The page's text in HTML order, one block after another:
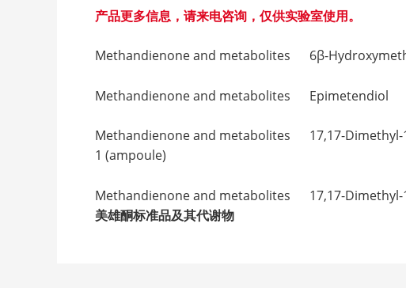
产品更多信息，请来电咨询，仅供实验室使用。
Methandienone and metabolites 6β-
Methandienone and metabolites
Methandienone and metabolites 17,17-
1 (ampoule)
Methandienone and metabolites 17,17-
美雄酮标准品及其代谢物